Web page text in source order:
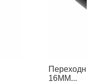
Переходник
16MM...